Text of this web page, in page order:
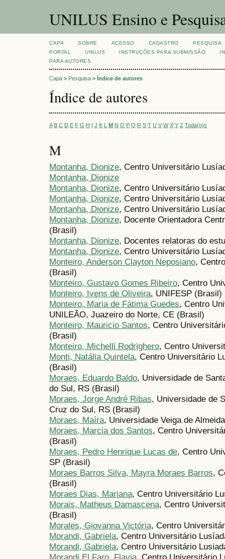
UNILUS Ensino e
CAPA SOBRE ACESSO CADASTRO
PESQUISA
PORTAL
UNILUS INSTRUÇÕES PARA SUBMISSÃO
PARA AUTORES
Capa > Pesquisa > Índice de autores
Índice de autores
A B C D E F G H I J K L M N O P Q R S T U V W X Y Z Toda(o)s
M
Montanha, Dionize, Centro Universitário
Montanha, Dionize
Montanha, Dionize, Centro Universitário
Montanha, Dionize, Centro Universitário
Montanha, Dionize, Centro Universitário
Montanha, Dionize, Docente Orientadora
(Brasil)
Montanha, Dionize, Docentes relatoras do
Montanha, Dionize, Centro Universitário
Monteiro, Anderson Clayton Neposiano,
(Brasil)
Monteiro, Gustavo Gomes Ribeiro, Centro
Monteiro, Ivens de Oliveira, UNIFESP (Brasil)
Monteiro, Maria de Fátima Guedes, Centro
UNILEÃO, Juazeiro do Norte, CE (Brasil)
Monteiro, Mauricio Santos, Centro
(Brasil)
Monteiro, Michelli Rodrighero, Centro
Monti, Natália Quintela, Centro Universitário
(Brasil)
Moraes, Eduardo Baldo, Universidade de
do Sul, RS (Brasil)
Moraes, Jorge André Ribas, Universidade de
Cruz do Sul, RS (Brasil)
Moraes, Maíra, Universidade Veiga de
Moraes, Marcia dos Santos, Centro
(Brasil)
Moraes, Pedro Henrique Lucas de, Centro
SP (Brasil)
Moraes Barros Silva, Mayra Moraes Barros,
(Brasil)
Moraes Dias, Mariana, Centro Universitário
Morais, Matheus Damascena, Centro
(Brasil)
Morales, Giovanna Victória, Centro
Morandi, Gabriela, Centro Universitário
Morandi, Gabriela, Centro Universitário